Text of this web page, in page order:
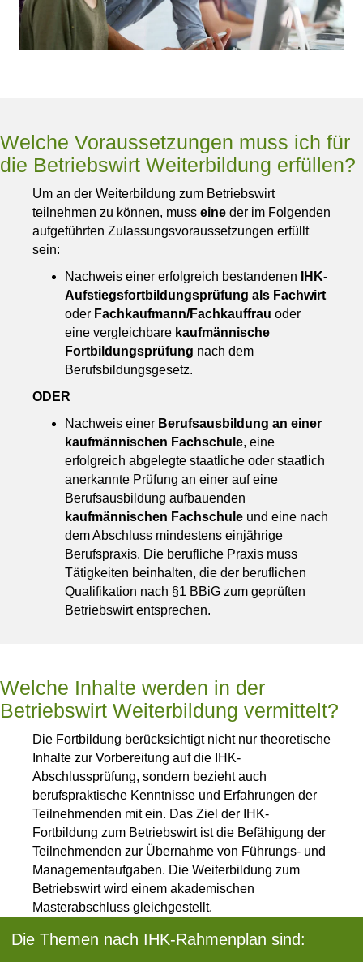
Welche Voraussetzungen muss ich für
die Betriebswirt Weiterbildung erfüllen?
Um an der Weiterbildung zum Betriebswirt
teilnehmen zu können, muss eine der im Folgenden
aufgeführten Zulassungsvoraussetzungen erfüllt
sein:
Nachweis einer erfolgreich bestandenen
IHK-
Aufstiegsfortbildungsprüfung als Fachwirt
oder Fachkaufmann/Fachkauffrau oder
eine vergleichbare kaufmännische
Fortbildungsprüfung nach dem
Berufsbildungsgesetz.
ODER
Nachweis einer Berufsausbildung an einer
kaufmännischen Fachschule, eine
erfolgreich abgelegte staatliche oder staatlich
anerkannte Prüfung an einer auf eine
Berufsausbildung aufbauenden
kaufmännischen Fachschule und eine nach
dem Abschluss mindestens einjährige
Berufspraxis. Die berufliche Praxis muss
Tätigkeiten beinhalten, die der beruflichen
Qualifikation nach §1 BBiG zum geprüften
Betriebswirt entsprechen.
Welche Inhalte werden in der
Betriebswirt Weiterbildung vermittelt?
Die Fortbildung berücksichtigt nicht nur theoretische
Inhalte zur Vorbereitung auf die IHK-
Abschlussprüfung, sondern bezieht auch
berufspraktische Kenntnisse und Erfahrungen der
Teilnehmenden mit ein. Das Ziel der IHK-
Fortbildung zum Betriebswirt ist die Befähigung der
Teilnehmenden zur Übernahme von Führungs- und
Managementaufgaben. Die Weiterbildung zum
Betriebswirt wird einem akademischen
Masterabschluss gleichgestellt.
Die Themen nach IHK-Rahmenplan sind: